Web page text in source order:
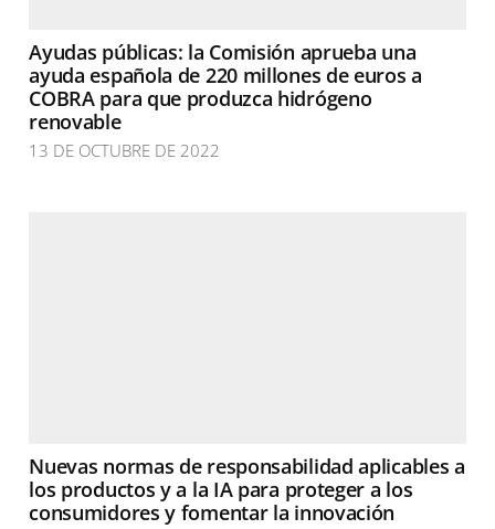
Ayudas públicas: la Comisión aprueba una
ayuda española de 220 millones de euros a
COBRA para que produzca hidrógeno
renovable
13 DE OCTUBRE DE 2022
Nuevas normas de responsabilidad aplicables a
los productos y a la IA para proteger a los
consumidores y fomentar la innovación